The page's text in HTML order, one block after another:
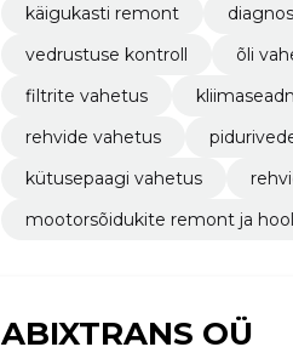
käigukasti remont
vedrustuse kontroll
õli
filtrite vahetus
rehvide vahetus
kütusepaagi vahetus
mootorsõidukite remont ja
ABIXTRANS OÜ